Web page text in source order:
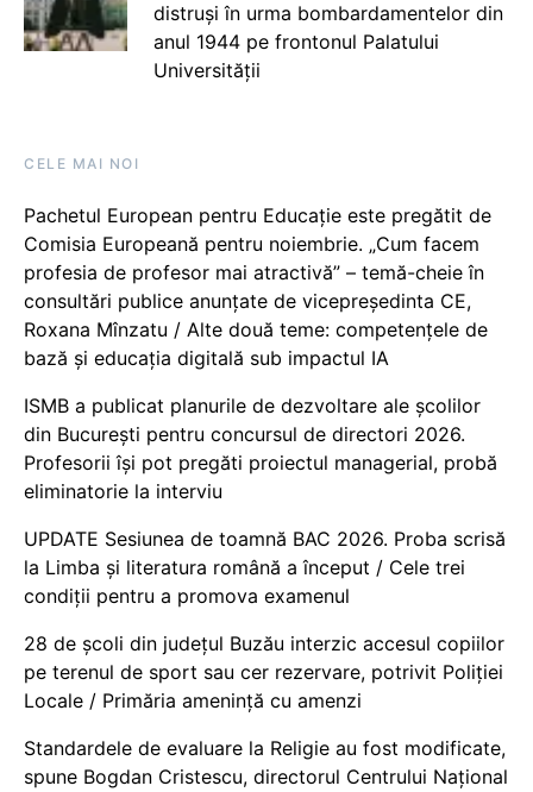
distruși în urma bombardamentelor din
anul 1944 pe frontonul Palatului
Universității
CELE MAI NOI
Pachetul European pentru Educație este pregătit de
Comisia Europeană pentru noiembrie. „Cum facem
profesia de profesor mai atractivă” – temă-cheie în
consultări publice anunțate de vicepreședinta CE,
Roxana Mînzatu / Alte două teme: competențele de
bază și educația digitală sub impactul IA
ISMB a publicat planurile de dezvoltare ale școlilor
din București pentru concursul de directori 2026.
Profesorii își pot pregăti proiectul managerial, probă
eliminatorie la interviu
UPDATE Sesiunea de toamnă BAC 2026. Proba scrisă
la Limba și literatura română a început / Cele trei
condiții pentru a promova examenul
28 de școli din județul Buzău interzic accesul copiilor
pe terenul de sport sau cer rezervare, potrivit Poliției
Locale / Primăria amenință cu amenzi
Standardele de evaluare la Religie au fost modificate,
spune Bogdan Cristescu, directorul Centrului Național